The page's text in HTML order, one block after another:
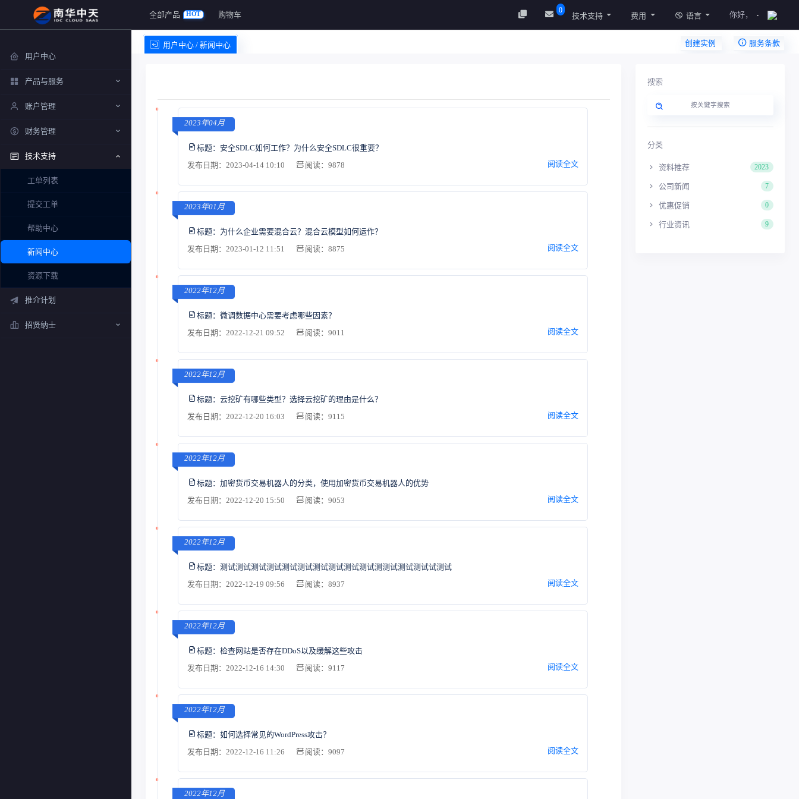
全部产品 HOT 购物车 0
技术支持 费用 语言 你好，
用户中心 / 新闻中心 创建实例
服务条款
用户中心
产品与服务
账户管理
财务管理
技术支持
工单列表
提交工单
帮助中心
新闻中心
资源下载
推介计划
招贤纳士
2023年04月
标题： 安全SDLC如何工作？为什么安全SDLC很重要？
发布日期：2023-04-14 10:10
阅读：9878 阅读全文
2023年01月
标题： 为什么企业需要混合云？混合云模型如何运作？
发布日期：2023-01-12 11:51
阅读：8875 阅读全文
2022年12月
标题： 微调数据中心需要考虑哪些因素？
发布日期：2022-12-21 09:52
阅读：9011 阅读全文
2022年12月
标题： 云挖矿有哪些类型？选择云挖矿的理由是什么？
发布日期：2022-12-20 16:03
阅读：9115 阅读全文
2022年12月
标题： 加密货币交易机器人的分类，使用加密货币交易机器人的优势
发布日期：2022-12-20 15:50
阅读：9053 阅读全文
2022年12月
标题： 测试测试测试测试测试测试测试测试测试测试测测试测试测试试测试
发布日期：2022-12-19 09:56
阅读：8937 阅读全文
2022年12月
标题： 检查网站是否存在DDoS以及缓解这些攻击
发布日期：2022-12-16 14:30
阅读：9117 阅读全文
2022年12月
标题： 如何选择常见的WordPress攻击？
发布日期：2022-12-16 11:26
阅读：9097 阅读全文
2022年12月
搜索
分类
资料推荐 2023
公司新闻 7
优惠促销 0
行业资讯 9